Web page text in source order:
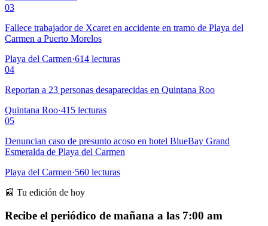
03
Fallece trabajador de Xcaret en accidente en tramo de Playa del
Carmen a Puerto Morelos
Playa del Carmen·614 lecturas
04
Reportan a 23 personas desaparecidas en Quintana Roo
Quintana Roo·415 lecturas
05
Denuncian caso de presunto acoso en hotel BlueBay Grand
Esmeralda de Playa del Carmen
Playa del Carmen·560 lecturas
📰 Tu edición de hoy
Recibe el periódico de mañana a las 7:00 am